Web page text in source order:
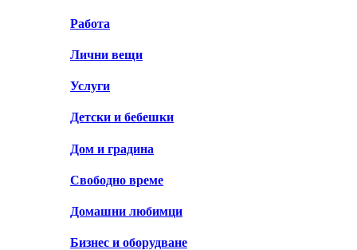
Работа
Лични вещи
Услуги
Детски и бебешки
Дом и градина
Свободно време
Домашни любимци
Бизнес и оборудване